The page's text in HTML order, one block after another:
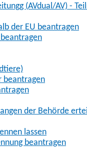
(AVdual/AV) -
der EU beantragen
beantragen
der Behörde
lassen
beantragen